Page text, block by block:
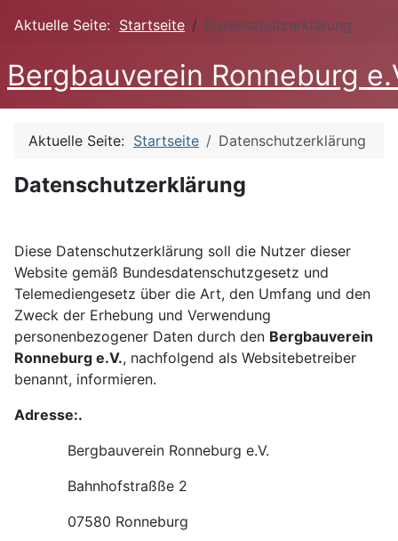
Aktuelle Seite: Startseite Datenschutzerklärung
Bergbauverein Ronneburg
Aktuelle Seite: Startseite Datenschutzerklärung
Datenschutzerklärung
Diese Datenschutzerklärung soll die Nutzer dieser
Website gemäß Bundesdatenschutzgesetz und
Telemediengesetz über die Art, den Umfang und den
Zweck der Erhebung und Verwendung
personenbezogener Daten durch den Bergbauverein
Ronneburg e.V., nachfolgend als Websitebetreiber
benannt, informieren.
Adresse:.
Bergbauverein Ronneburg e.V.
Bahnhofstraßße 2
07580 Ronneburg